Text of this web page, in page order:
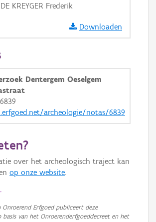
Basiskaart in grijswaarden
KREYGER Frederik
Downloaden
Dentergem Oeselgem
archeologie/notas/6839
over het archeologisch traject kan
op onze website.
Onroerend Erfgoed publiceert deze
basis van het Onroerenderfgoeddecreet en het